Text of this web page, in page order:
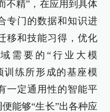
不精”，在应用到具体
专门的数据和知识进
移和技能习得，优化
需要的“行业大模
训练所形成的基座模
一定通用性的智能平
能够“生长”出各种应